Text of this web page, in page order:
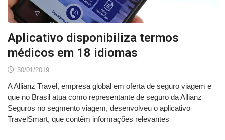
Aplicativo disponibiliza termos
médicos em 18 idiomas
30/01/2019
A Allianz Travel, empresa global em oferta de seguro viagem e
que no Brasil atua como representante de seguro da Allianz
Seguros no segmento viagem, desenvolveu o aplicativo
TravelSmart, que contêm informações relevantes